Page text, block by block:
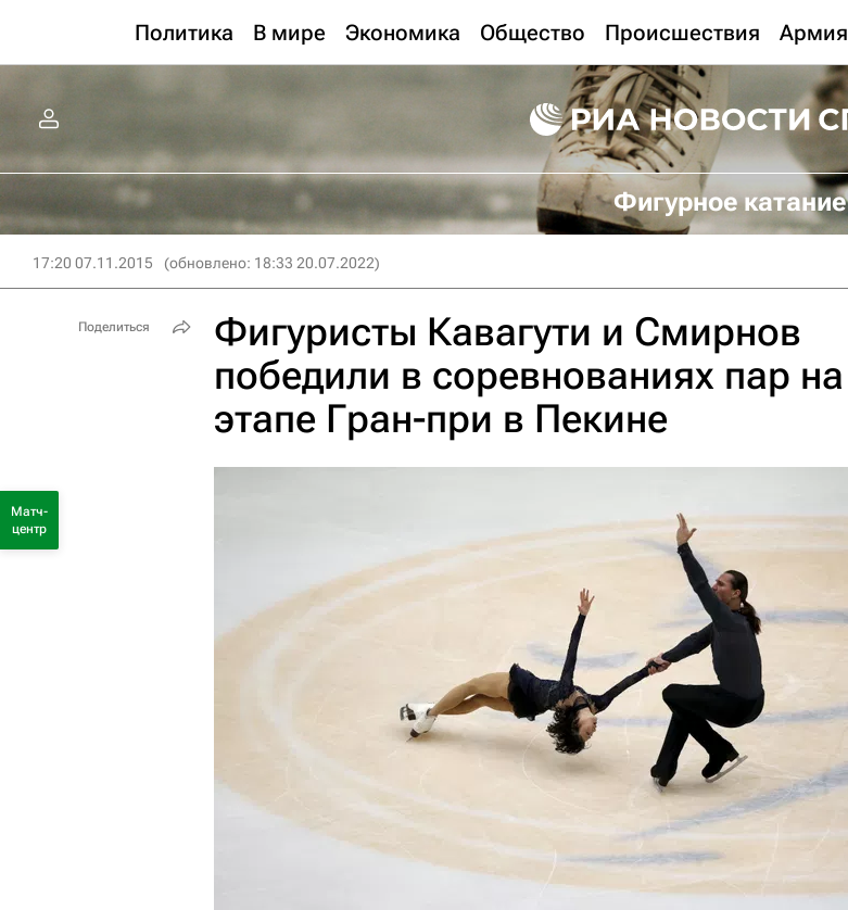
Политика В мире Экономика Общество Происшествия Армия
Фигурное катание
17:20 07.11.2015 (обновлено: 18:33 20.07.2022)
Фигуристы Кавагути и Смирнов
победили в соревнованиях пар на
этапе Гран-при в Пекине
Поделиться
Матч-
центр